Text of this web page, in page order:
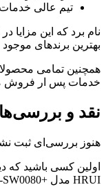
تیم عالی
نام برد که این مزایا
بهترین برندهای
همچنین تمامی
خدمات پس ار فروش
نقد و بررسی‌ها
هنوز بررسی‌ای ثبت
HRUI مدل +HR-SW0080”